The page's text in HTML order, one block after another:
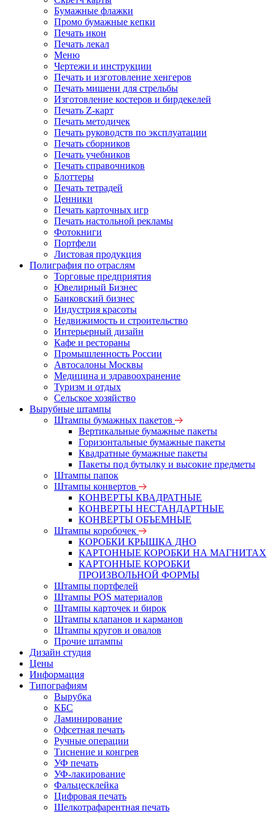
Бумажные флажки
Промо бумажные кепки
Печать икон
Печать лекал
Меню
Чертежи и инструкции
Печать и изготовление хенгеров
Печать мишени для стрельбы
Изготовление костеров и бирдекелей
Печать Z-карт
Печать методичек
Печать руководств по эксплуатации
Печать сборников
Печать учебников
Печать справочников
Блоттеры
Печать тетрадей
Ценники
Печать карточных игр
Печать настольной рекламы
Фотокниги
Портфели
Листовая продукция
Полиграфия по отраслям
Торговые предприятия
Ювелирный Бизнес
Банковский бизнес
Индустрия красоты
Недвижимость и строительство
Интерьерный дизайн
Кафе и рестораны
Промышленность России
Автосалоны Москвы
Медицина и здравоохранение
Туризм и отдых
Сельское хозяйство
Вырубные штампы
Штампы бумажных пакетов
Вертикальные бумажные пакеты
Горизонтальные бумажные пакеты
Квадратные бумажные пакеты
Пакеты под бутылку и высокие предметы
Штампы папок
Штампы конвертов
КОНВЕРТЫ КВАДРАТНЫЕ
КОНВЕРТЫ НЕСТАНДАРТНЫЕ
КОНВЕРТЫ ОБЪЕМНЫЕ
Штампы коробочек
КОРОБКИ КРЫШКА ДНО
КАРТОННЫЕ КОРОБКИ НА МАГНИТАХ
КАРТОННЫЕ КОРОБКИ
ПРОИЗВОЛЬНОЙ ФОРМЫ
Штампы портфелей
Штампы POS материалов
Штампы карточек и бирок
Штампы клапанов и карманов
Штампы кругов и овалов
Прочие штампы
Дизайн студия
Цены
Информация
Типографиям
Вырубка
КБС
Ламинирование
Офсетная печать
Ручные операции
Тиснение и конгрев
УФ печать
УФ-лакирование
Фальцесклейка
Цифровая печать
Шелкотрафарентная печать